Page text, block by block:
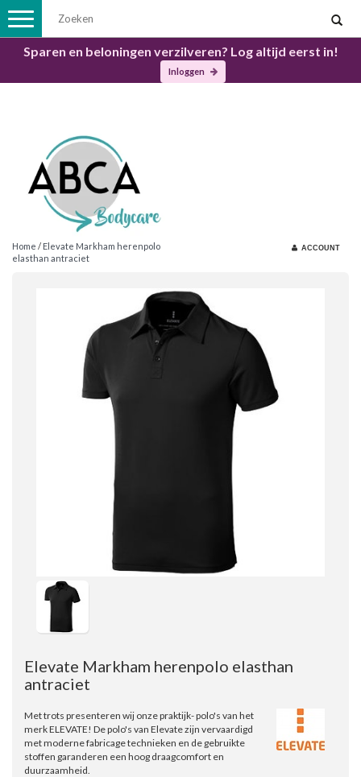
Sparen en beloningen verzilveren? Log altijd eerst in!
Inloggen
Toggle
navigation
Home / Elevate Markham herenpolo
elasthan antraciet
ACCOUNT
Elevate Markham herenpolo elasthan
antraciet
Met trots presenteren wij onze praktijk- polo's van het
merk ELEVATE! De polo's van Elevate zijn vervaardigd
met moderne fabricage technieken en de gebruikte
stoffen garanderen een hoog draagcomfort en
duurzaamheid.